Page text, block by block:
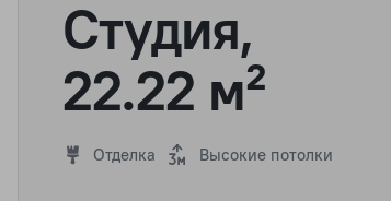
Студия,
22.22 м²
Отделка Высокие потолки